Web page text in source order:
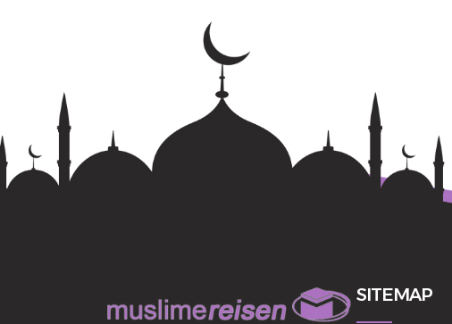
SITEMAP